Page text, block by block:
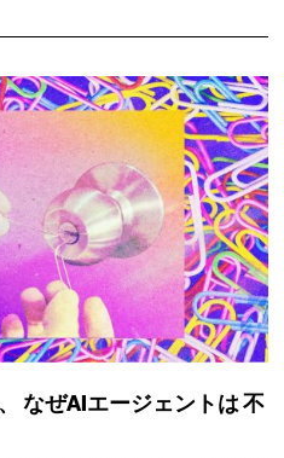
なぜAIエージェントは不